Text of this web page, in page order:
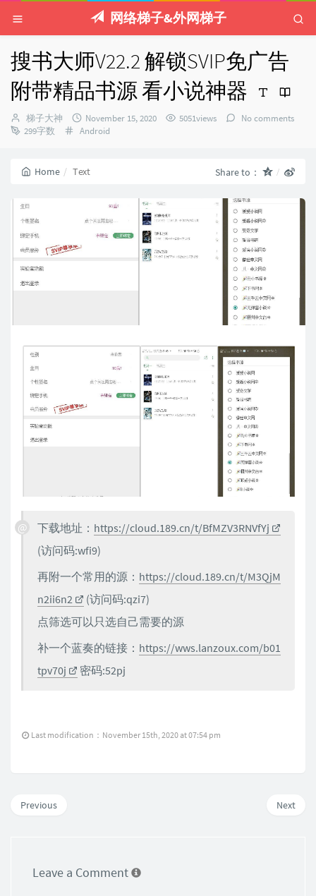
网络梯子&外网梯子
搜书大师V22.2 解锁SVIP免广告
附带精品书源 看小说神器
Author：
梯子大神
发
布
November 15, 2020 5051views
No comments
299字数
Categories：
Android
Home Text Share to：
下载地址： https://cloud.189.cn/t/BfMZV3RNVfYj
(访问码:wfi9)
再附一个常用的源： https://cloud.189.cn/t/M3QjM
n2ii6n2
(访问码:qzi7)
点筛选可以只选自己需要的源
补一个蓝奏的链接： https://wws.lanzoux.com/b01
tpv70j
密码:52pj
Last modification：November 15th, 2020 at 07:54 pm
Next
Previous
Leave a Comment